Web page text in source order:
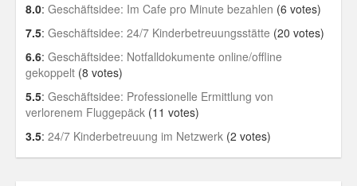
8.0: Geschäftsidee: Im Cafe pro Minute bezahlen (6 votes)
7.5: Geschäftsidee: 24/7 Kinderbetreuungsstätte (20 votes)
6.6: Geschäftsidee: Notfalldokumente online/offline
gekoppelt (8 votes)
5.5: Geschäftsidee: Professionelle Ermittlung von
verlorenem Fluggepäck (11 votes)
3.5: 24/7 Kinderbetreuung im Netzwerk (2 votes)